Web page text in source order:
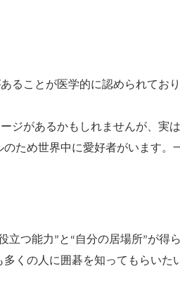
ることが医学的に認められてお
ジがあるかもしれませんが、実
ため世界中に愛好者がいます。
つ能力”と“自分の居場所”が得
くの人に囲碁を知ってもらいた